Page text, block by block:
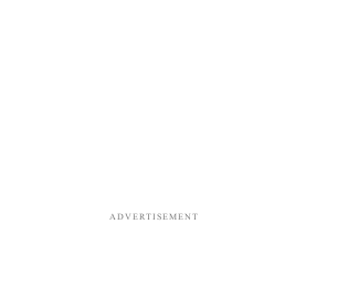
ADVERTISEMENT